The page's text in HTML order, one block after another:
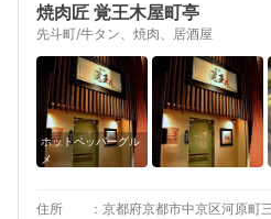
焼肉匠 覚王木屋町亭
先斗町/牛タン、焼肉、居酒屋
ホットペッパーグル
メ
住所